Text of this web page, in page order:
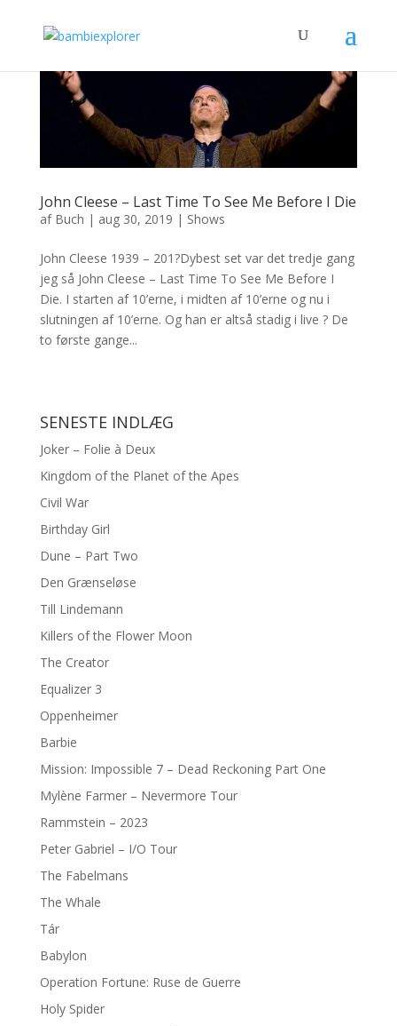
John Cleese – Last Time To See Me Before I Die
af Buch | aug 30, 2019 | Shows
John Cleese 1939 – 201?Dybest set var det tredje gang
jeg så John Cleese – Last Time To See Me Before I
Die. I starten af 10’erne, i midten af 10’erne og nu i
slutningen af 10’erne. Og han er altså stadig i live ? De
to første gange...
SENESTE INDLÆG
Joker – Folie à Deux
Kingdom of the Planet of the Apes
Civil War
Birthday Girl
Dune – Part Two
Den Grænseløse
Till Lindemann
Killers of the Flower Moon
The Creator
Equalizer 3
Oppenheimer
Barbie
Mission: Impossible 7 – Dead Reckoning Part One
Mylène Farmer – Nevermore Tour
Rammstein – 2023
Peter Gabriel – I/O Tour
The Fabelmans
The Whale
Tár
Babylon
Operation Fortune: Ruse de Guerre
Holy Spider